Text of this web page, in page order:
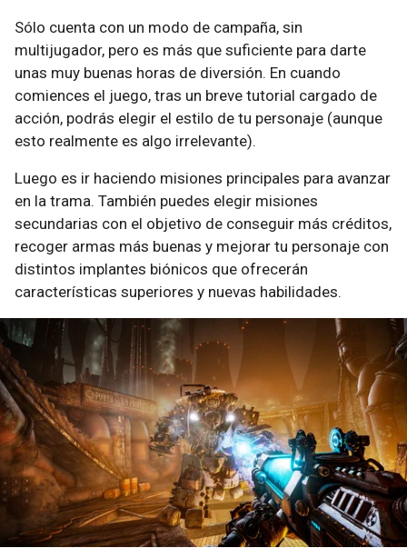
Sólo cuenta con un modo de campaña, sin
multijugador, pero es más que suficiente para darte
unas muy buenas horas de diversión. En cuando
comiences el juego, tras un breve tutorial cargado de
acción, podrás elegir el estilo de tu personaje (aunque
esto realmente es algo irrelevante).
Luego es ir haciendo misiones principales para avanzar
en la trama. También puedes elegir misiones
secundarias con el objetivo de conseguir más créditos,
recoger armas más buenas y mejorar tu personaje con
distintos implantes biónicos que ofrecerán
características superiores y nuevas habilidades.